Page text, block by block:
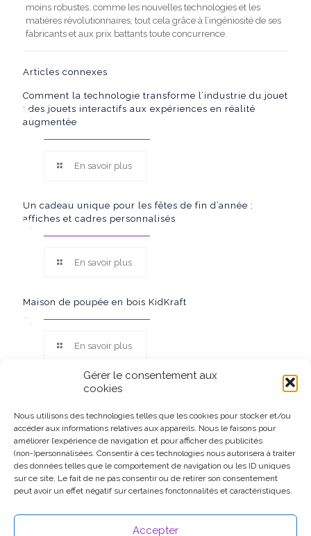
Gérer le consentement aux
cookies
Nous utilisons des technologies telles que les cookies pour stocker et/ou
accéder aux informations relatives aux appareils. Nous le faisons pour
améliorer l’expérience de navigation et pour afficher des publicités
(non-)personnalisées. Consentir à ces technologies nous autorisera à traiter
des données telles que le comportement de navigation ou les ID uniques
sur ce site. Le fait de ne pas consentir ou de retirer son consentement
peut avoir un effet négatif sur certaines fonctonnalités et caractéristiques.
Accepter
moins robustes, comme les nouvelles technologies et les
matières révolutionnaires, tout cela grâce à l’ingéniosité de ses
fabricants et aux prix battants toute concurrence.
Articles connexes
Comment la technologie transforme l’industrie du jouet
: des jouets interactifs aux expériences en réalité
augmentée
En savoir plus
Un cadeau unique pour les fêtes de fin d’année :
affiches et cadres personnalisés
En savoir plus
Maison de poupée en bois KidKraft
En savoir plus
Ce site participe au Programme Partenaires d’Amazon EU, un
programme d’affiliation conçu pour permettre à des sites de
percevoir une rémunération grâce à la création de liens vers
Amazon.fr.